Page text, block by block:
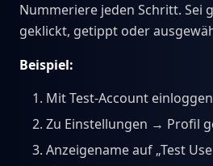
Nummeriere jeden Schritt. Sei
geklickt, getippt oder
Beispiel:
Mit Test-Account
Zu Einstellungen → Profil
Anzeigename auf „Test